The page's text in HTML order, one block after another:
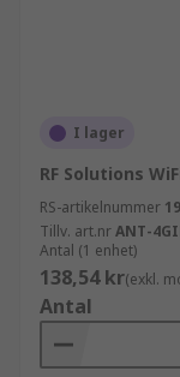
I lager
RF Solutions
RS-artikelnummer
Tillv. art.nrANT-
Antal (1 enhet)
138,54 kr(exkl.
Antal